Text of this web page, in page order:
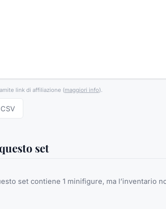
link di affiliazione (maggiori info).
set
set contiene 1 minifigure, ma l’inventario